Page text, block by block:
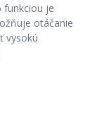
funkciou je
otáčanie
vysokú